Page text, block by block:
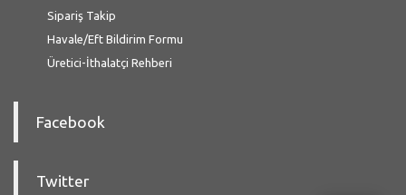
Sipariş Takip
Havale/Eft Bildirim Formu
Üretici-İthalatçi Rehberi
Facebook
Twitter